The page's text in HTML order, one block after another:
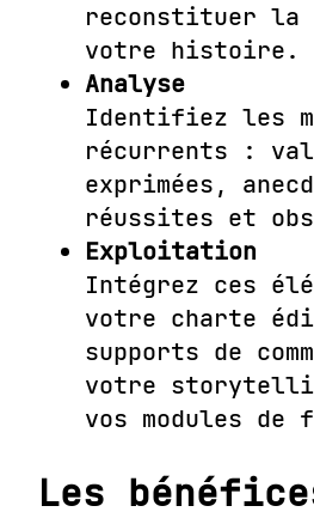
reconstituer la
votre histoire.
Analyse
Identifiez les
récurrents :
exprimées,
réussites et
Exploitation
Intégrez ces
votre charte
supports de
votre
vos modules de
Les